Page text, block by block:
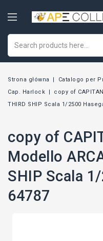
Strona główna Catalogo per
Cap. Harlock
copy of
THIRD SHIP Scala 1/2500
copy of
Modello
SHIP Scala
64787